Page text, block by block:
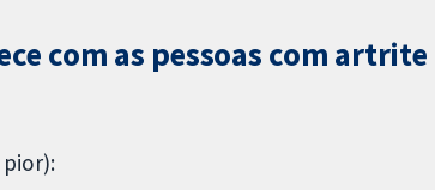
com as pessoas com artrite